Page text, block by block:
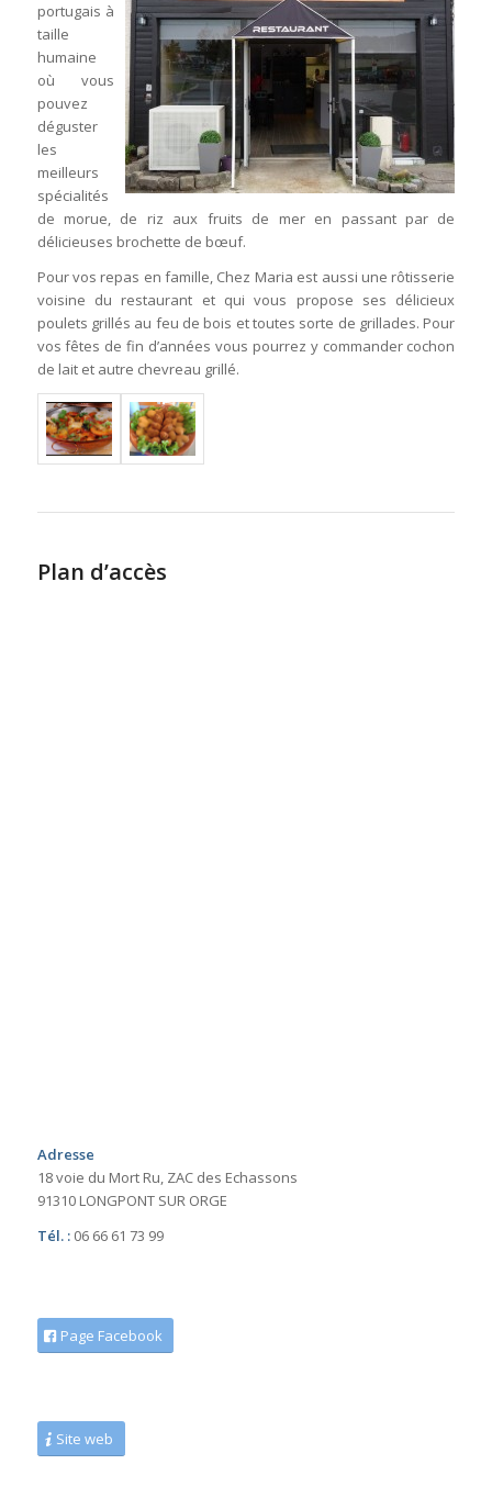
portugais à
taille
humaine
où vous
pouvez
déguster
les
meilleurs
spécialités
de morue, de riz aux fruits de mer en passant par de
délicieuses brochette de bœuf.
Pour vos repas en famille, Chez Maria est aussi une rôtisserie
voisine du restaurant et qui vous propose ses délicieux
poulets grillés au feu de bois et toutes sorte de grillades. Pour
vos fêtes de fin d’années vous pourrez y commander cochon
de lait et autre chevreau grillé.
Plan d’accès
Adresse
18 voie du Mort Ru, ZAC des Echassons
91310 LONGPONT SUR ORGE
Tél. :06 66 61 73 99
Page Facebook
Site web